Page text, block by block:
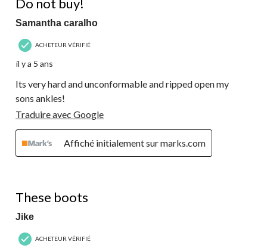
Samantha caralho
ACHETEUR VÉRIFIÉ
il y a 5 ans
Its very hard and unconformable and ripped open my
sons ankles!
Traduire avec Google
Affiché initialement sur marks.com
These boots
Jike
ACHETEUR VÉRIFIÉ